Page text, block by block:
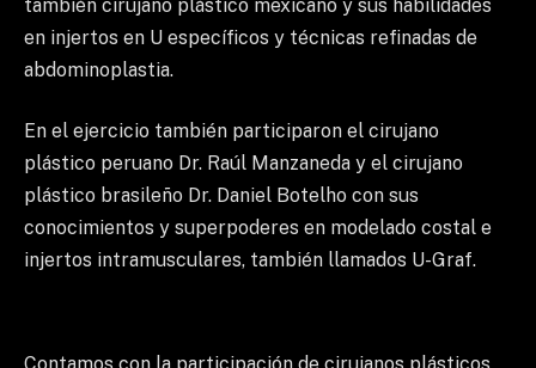
también cirujano plástico mexicano y sus habilidades
en injertos en U específicos y técnicas refinadas de
abdominoplastia.
En el ejercicio también participaron el cirujano
plástico peruano Dr. Raúl Manzaneda y el cirujano
plástico brasileño Dr. Daniel Botelho con sus
conocimientos y superpoderes en modelado costal e
injertos intramusculares, también llamados U-Graf.